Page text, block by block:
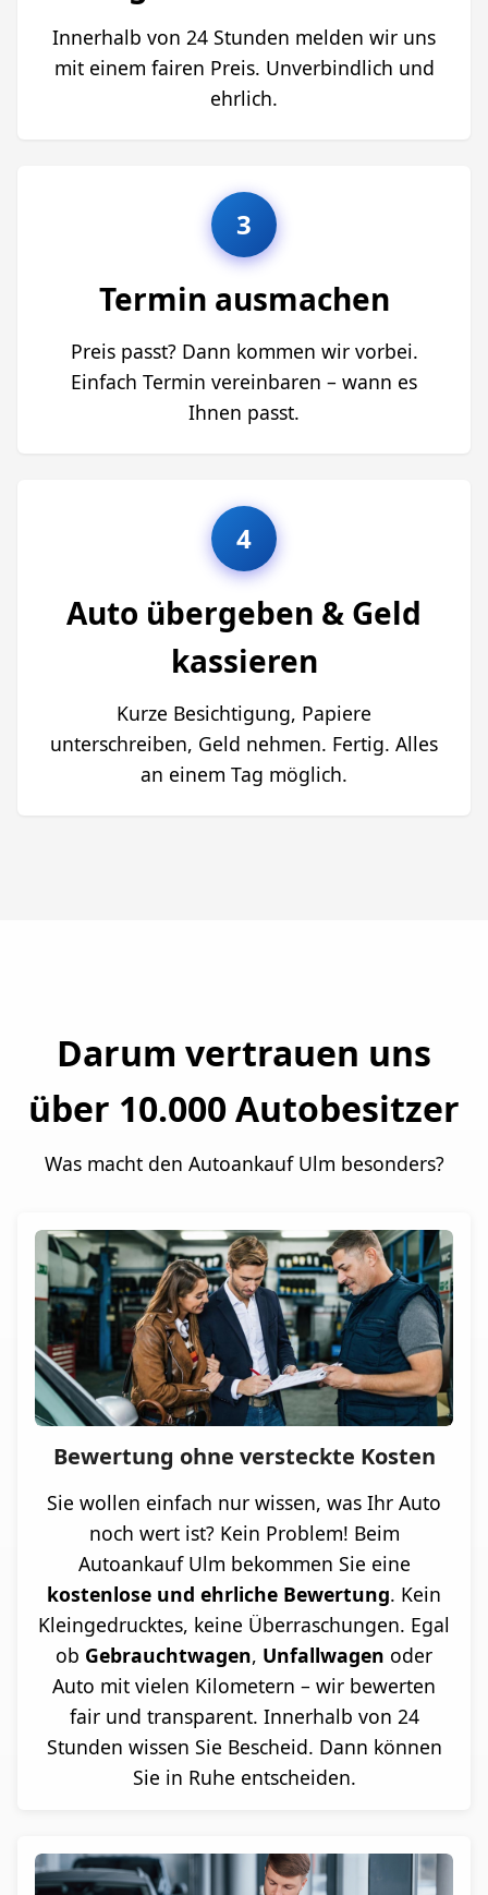
Innerhalb von 24 Stunden melden wir uns
mit einem fairen Preis. Unverbindlich und
ehrlich.
3
Termin ausmachen
Preis passt? Dann kommen wir vorbei.
Einfach Termin vereinbaren – wann es
Ihnen passt.
4
Auto übergeben & Geld
kassieren
Kurze Besichtigung, Papiere
unterschreiben, Geld nehmen. Fertig. Alles
an einem Tag möglich.
Darum vertrauen uns
über 10.000 Autobesitzer
Was macht den Autoankauf Ulm besonders?
Bewertung ohne versteckte Kosten
Sie wollen einfach nur wissen, was Ihr Auto
noch wert ist? Kein Problem! Beim
Autoankauf Ulm bekommen Sie eine
kostenlose und ehrliche Bewertung. Kein
Kleingedrucktes, keine Überraschungen. Egal
ob Gebrauchtwagen, Unfallwagen oder
Auto mit vielen Kilometern – wir bewerten
fair und transparent. Innerhalb von 24
Stunden wissen Sie Bescheid. Dann können
Sie in Ruhe entscheiden.